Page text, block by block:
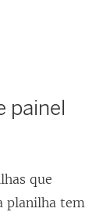
painel
que
planilha tem